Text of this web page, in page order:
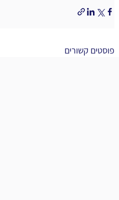
פוסטים קשורים